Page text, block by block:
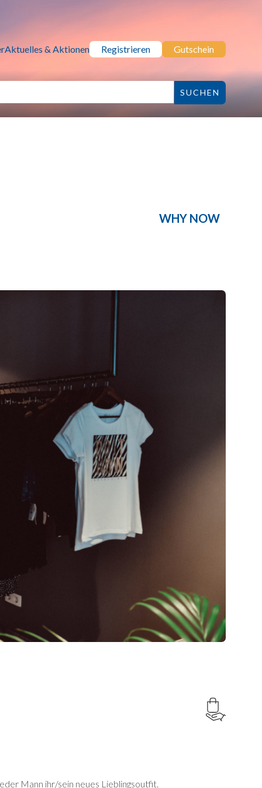
Aktuelles & Aktionen Registrieren Gutschein
WHY NOW
Mann ihr/sein neues Lieblingsoutfit.